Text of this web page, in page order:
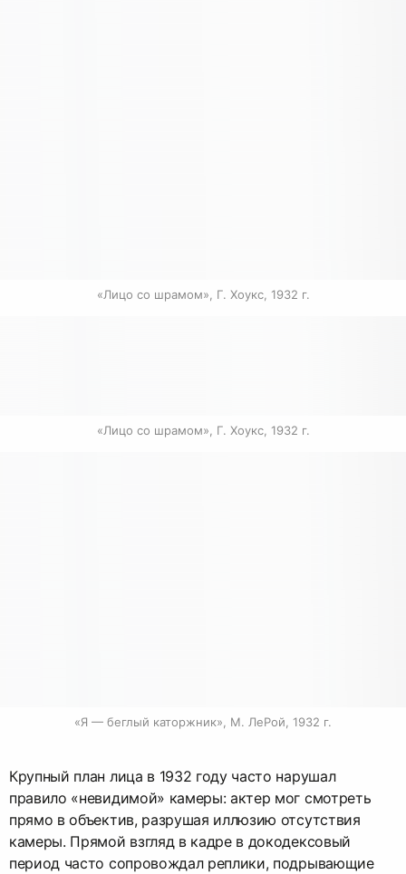
«Лицо со шрамом», Г. Хоукс, 1932 г.
«Лицо со шрамом», Г. Хоукс, 1932 г.
«Я — беглый каторжник», М. ЛеРой, 1932 г.
Крупный план лица в 1932 году часто нарушал
правило «невидимой» камеры: актер мог смотреть
прямо в объектив, разрушая иллюзию отсутствия
камеры. Прямой взгляд в кадре в докодексовый
период часто сопровождал реплики, подрывающие